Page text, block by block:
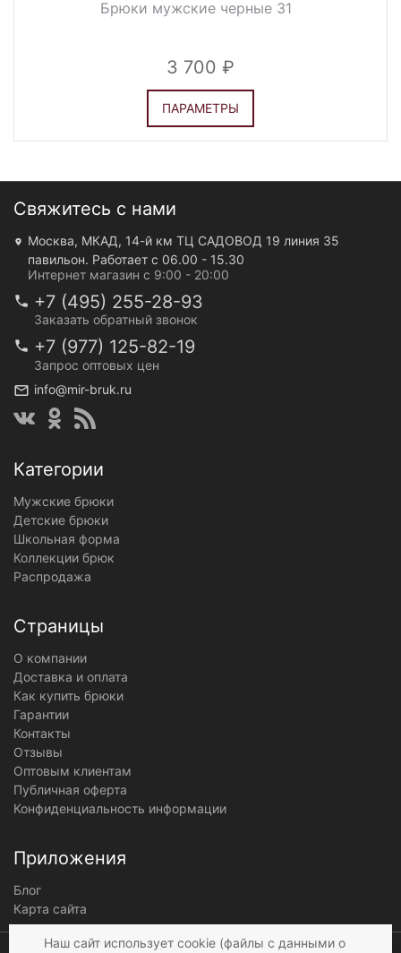
Брюки мужские черные 31
3 700
ПАРАМЕТРЫ
Свяжитесь с нами
Москва, МКАД, 14-й км ТЦ САДОВОД 19 линия 35
павильон. Работает с 06.00 - 15.30
Интернет магазин с 9:00 - 20:00
+7 (495) 255-28-93
Заказать обратный звонок
+7 (977) 125-82-19
Запрос оптовых цен
info@mir-bruk.ru
Категории
Мужские брюки
Детские брюки
Школьная форма
Коллекции брюк
Распродажа
Страницы
О компании
Доставка и оплата
Как купить брюки
Гарантии
Контакты
Отзывы
Оптовым клиентам
Публичная оферта
Конфиденциальность информации
Приложения
Блог
Карта сайта
Мы получаем и
Наш сайт использует cookie (файлы с данными о